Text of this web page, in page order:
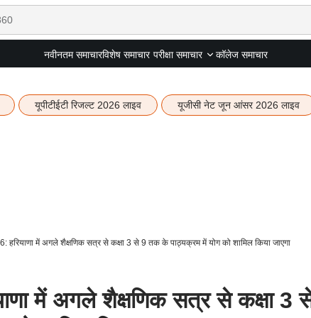
नवीनतम समाचारविशेष समाचार परीक्षा समाचार कॉलेज समाचार
यूपीटीईटी रिजल्ट 2026 लाइव यूजीसी नेट जून आंसर 2026 लाइव
हरियाणा में अगले शैक्षणिक सत्र से कक्षा 3 से 9 तक के पाठ्यक्रम में योग को शामिल किया जाएगा
में अगले शैक्षणिक सत्र से कक्षा 3